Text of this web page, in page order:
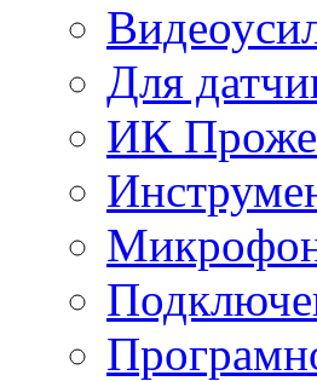
Для
ИК